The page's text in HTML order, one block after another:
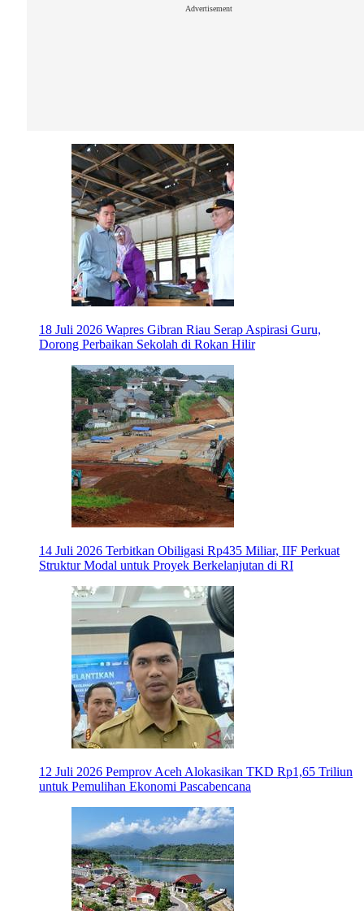
Advertisement
18 Juli 2026 Wapres Gibran Riau Serap Aspirasi Guru,
Dorong Perbaikan Sekolah di Rokan Hilir
14 Juli 2026 Terbitkan Obiligasi Rp435 Miliar, IIF Perkuat
Struktur Modal untuk Proyek Berkelanjutan di RI
12 Juli 2026 Pemprov Aceh Alokasikan TKD Rp1,65 Triliun
untuk Pemulihan Ekonomi Pascabencana